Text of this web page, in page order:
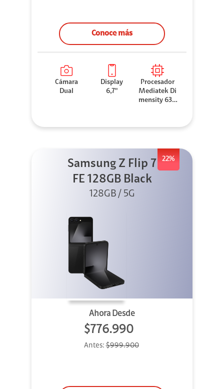
Conoce más
Cámara
Dual
Display
6,7"
Procesador
Mediatek Di
mensity 630
22%
Samsung Z Flip 7
FE 128GB Black
128GB / 5G
Ahora Desde
$776.990
Antes:$999.900